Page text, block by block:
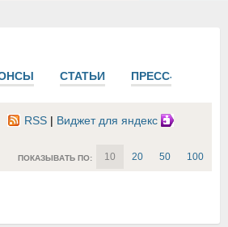
СТАТЬИ ПРЕСС-РЕЛИЗЫ
RSS | Виджет для яндекс
ПОКАЗЫВАТЬ ПО: 10 20 50 100